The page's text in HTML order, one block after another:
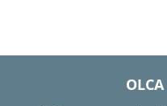
OLCA